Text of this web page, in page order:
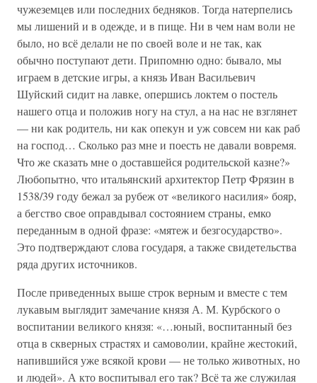
чужеземцев или последних бедняков. Тогда натерпелись
мы лишений и в одежде, и в пище. Ни в чем нам воли не
было, но всё делали не по своей воле и не так, как
обычно поступают дети. Припомню одно: бывало, мы
играем в детские игры, а князь Иван Васильевич
Шуйский сидит на лавке, опершись локтем о постель
нашего отца и положив ногу на стул, а на нас не взглянет
— ни как родитель, ни как опекун и уж совсем ни как раб
на господ… Сколько раз мне и поесть не давали вовремя.
Что же сказать мне о доставшейся родительской казне?»
Любопытно, что итальянский архитектор Петр Фрязин в
1538/39 году бежал за рубеж от «великого насилия» бояр,
а бегство свое оправдывал состоянием страны, емко
переданным в одной фразе: «мятеж и безгосударство».
Это подтверждают слова государя, а также свидетельства
ряда других источников.
После приведенных выше строк верным и вместе с тем
лукавым выглядит замечание князя А. М. Курбского о
воспитании великого князя: «…юный, воспитанный без
отца в скверных страстях и самоволии, крайне жестокий,
напившийся уже всякой крови — не только животных, но
и людей». А кто воспитывал его так? Всё та же служилая